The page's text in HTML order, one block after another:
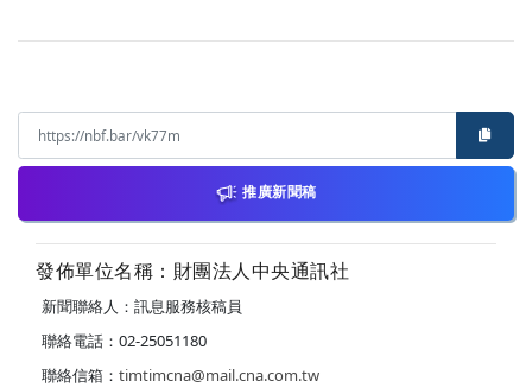
推廣新聞稿
發佈單位名稱：財團法人中央通訊社
新聞聯絡人：訊息服務核稿員
聯絡電話：02-25051180
聯絡信箱： timtimcna@mail.cna.com.tw